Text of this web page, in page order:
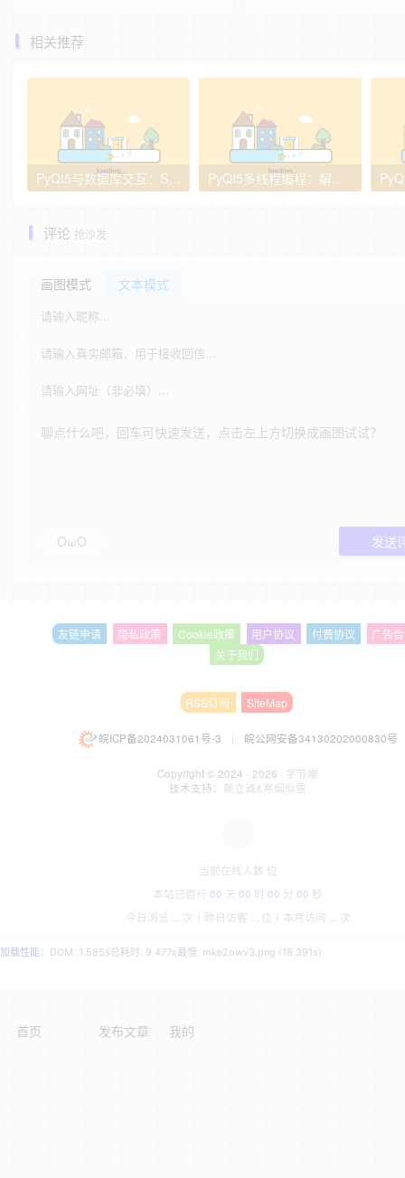
相关推荐
评论 抢沙发
画图模式 文本模式
OωO 发送
友链申请 隐私政策 Cookie政策 用户协议 付费协议
广告
关于我们
RSS订阅 SiteMap
皖ICP备2024031061号-3 | 皖公网安备34130202000830号
Copyright © 2024 - 2026 · 字节曜
技术支持： 颤立诚&寒烟似雪
当前在线人数 位
本站已运行 00 天 00 时 00 分 00 秒
今日浏览 ... 次丨 昨日访客 ... 位丨 本月访问 ... 次
加载性能： DOM: 1.585s总耗时: 9.477s最慢: mke2owv3.png (18.391s)
首页 发布文章 我的